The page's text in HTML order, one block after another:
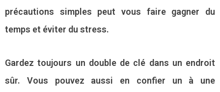
précautions simples peut vous faire gagner du
temps et éviter du stress.
Gardez toujours un double de clé dans un endroit
sûr. Vous pouvez aussi en confier un à une